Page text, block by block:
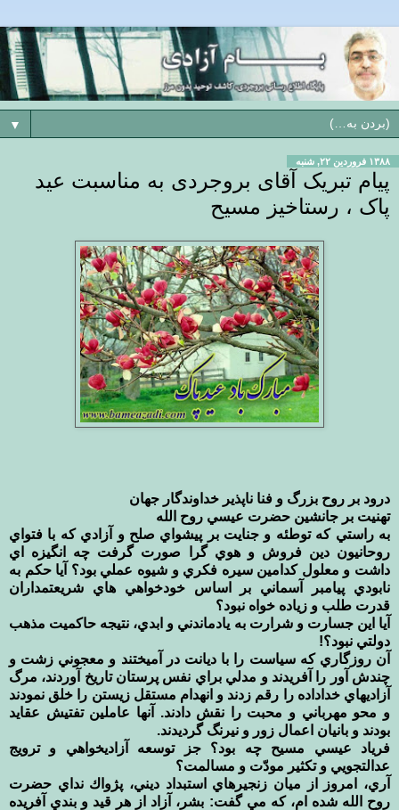
▼
۱۳۸۸ فروردین ۲۲, شنبه
پیام تبریک آقای بروجردی به مناسبت عید
پاک ، رستاخیز مسیح
درود بر روح بزرگ و فنا ناپذير خداوندگار جهان
تهنيت بر جانشين حضرت عيسي روح الله
به راستي كه توطئه و جنايت بر پيشواي صلح و آزادي كه با فتواي
روحانيون دين فروش و هوي گرا صورت گرفت چه انگيزه اي
داشت و معلول كدامين سيره فكري و شيوه عملي بود؟ آيا حكم به
نابودي پيامبر آسماني بر اساس خودخواهي هاي شريعتمداران
قدرت طلب و زياده خواه نبود؟
آيا اين جسارت و شرارت به يادماندني و ابدي، نتيجه حاكميت مذهب
دولتي نبود؟!
آن روزگاري كه سياست را با ديانت در آميختند و معجوني زشت و
چندش آور را آفريدند و مدلي براي نفس پرستان تاريخ آوردند، مرگ
آزاديهاي خداداده را رقم زدند و انهدام مستقل زيستن را خلق نمودند
و محو مهرباني و محبت را نقش دادند. آنها عاملين تفتيش عقايد
بودند و بانيان اعمال زور و نيرنگ گرديدند.
فرياد عيسي مسيح چه بود؟ جز توسعه آزاديخواهي و ترويج
عدالتجويي و تكثير مودّت و مسالمت؟
آري، امروز از ميان زنجيرهاي استبداد ديني، پژواك نداي حضرت
روح الله شده ام، كه مي گفت: بشر، آزاد از هر قيد و بندي آفريده